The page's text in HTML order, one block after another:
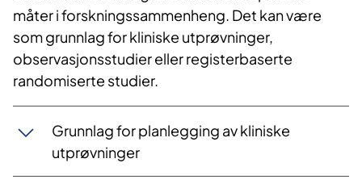
måter i forskningssammenheng. Det kan være
som grunnlag for kliniske utprøvninger,
observasjonsstudier eller registerbaserte
randomiserte studier.
Grunnlag for planlegging av kliniske
utprøvninger